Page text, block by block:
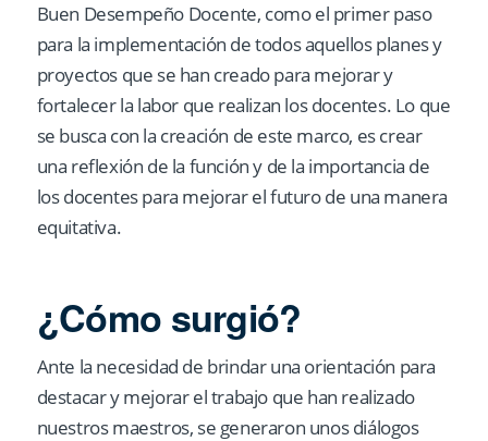
Buen Desempeño Docente, como el primer paso
para la implementación de todos aquellos planes y
proyectos que se han creado para mejorar y
fortalecer la labor que realizan los docentes. Lo que
se busca con la creación de este marco, es crear
una reflexión de la función y de la importancia de
los docentes para mejorar el futuro de una manera
equitativa.
¿Cómo surgió?
Ante la necesidad de brindar una orientación para
destacar y mejorar el trabajo que han realizado
nuestros maestros, se generaron unos diálogos